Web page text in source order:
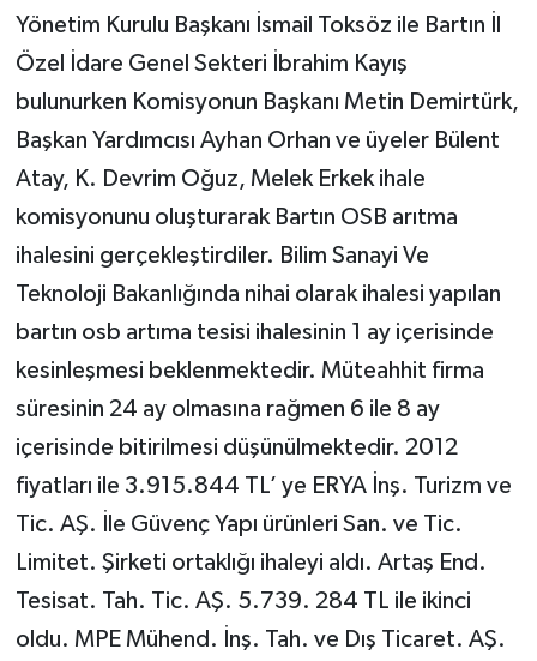
Yönetim Kurulu Başkanı İsmail Toksöz ile Bartın İl
Özel İdare Genel Sekteri İbrahim Kayış
bulunurken Komisyonun Başkanı Metin Demirtürk,
Başkan Yardımcısı Ayhan Orhan ve üyeler Bülent
Atay, K. Devrim Oğuz, Melek Erkek ihale
komisyonunu oluşturarak Bartın OSB arıtma
ihalesini gerçekleştirdiler. Bilim Sanayi Ve
Teknoloji Bakanlığında nihai olarak ihalesi yapılan
bartın osb artıma tesisi ihalesinin 1 ay içerisinde
kesinleşmesi beklenmektedir. Müteahhit firma
süresinin 24 ay olmasına rağmen 6 ile 8 ay
içerisinde bitirilmesi düşünülmektedir. 2012
fiyatları ile 3.915.844 TL’ ye ERYA İnş. Turizm ve
Tic. AŞ. İle Güvenç Yapı ürünleri San. ve Tic.
Limitet. Şirketi ortaklığı ihaleyi aldı. Artaş End.
Tesisat. Tah. Tic. AŞ. 5.739. 284 TL ile ikinci
oldu. MPE Mühend. İnş. Tah. ve Dış Ticaret. AŞ.